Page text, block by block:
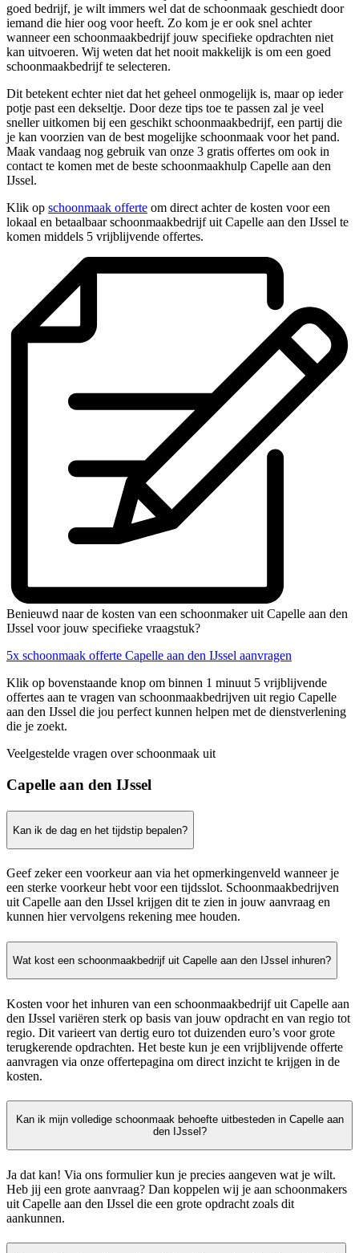
goed bedrijf, je wilt immers wel dat de schoonmaak geschiedt door
iemand die hier oog voor heeft. Zo kom je er ook snel achter
wanneer een schoonmaakbedrijf jouw specifieke opdrachten niet
kan uitvoeren. Wij weten dat het nooit makkelijk is om een goed
schoonmaakbedrijf te selecteren.
Dit betekent echter niet dat het geheel onmogelijk is, maar op ieder
potje past een dekseltje. Door deze tips toe te passen zal je veel
sneller uitkomen bij een geschikt schoonmaakbedrijf, een partij die
je kan voorzien van de best mogelijke schoonmaak voor het pand.
Maak vandaag nog gebruik van onze 3 gratis offertes om ook in
contact te komen met de beste schoonmaakhulp Capelle aan den
IJssel.
Klik op schoonmaak offerte om direct achter de kosten voor een
lokaal en betaalbaar schoonmaakbedrijf uit Capelle aan den IJssel te
komen middels 5 vrijblijvende offertes.
Benieuwd naar de kosten van een schoonmaker uit Capelle aan den
IJssel voor jouw specifieke vraagstuk?
5x schoonmaak offerte Capelle aan den IJssel aanvragen
Klik op bovenstaande knop om binnen 1 minuut 5 vrijblijvende
offertes aan te vragen van schoonmaakbedrijven uit regio Capelle
aan den IJssel die jou perfect kunnen helpen met de dienstverlening
die je zoekt.
Veelgestelde vragen over schoonmaak uit
Capelle aan den IJssel
Kan ik de dag en het tijdstip bepalen?
Geef zeker een voorkeur aan via het opmerkingenveld wanneer je
een sterke voorkeur hebt voor een tijdsslot. Schoonmaakbedrijven
uit Capelle aan den IJssel krijgen dit te zien in jouw aanvraag en
kunnen hier vervolgens rekening mee houden.
Wat kost een schoonmaakbedrijf uit Capelle aan den IJssel inhuren?
Kosten voor het inhuren van een schoonmaakbedrijf uit Capelle aan
den IJssel variëren sterk op basis van jouw opdracht en van regio tot
regio. Dit varieert van dertig euro tot duizenden euro’s voor grote
terugkerende opdrachten. Het beste kun je een vrijblijvende offerte
aanvragen via onze offertepagina om direct inzicht te krijgen in de
kosten.
Kan ik mijn volledige schoonmaak behoefte uitbesteden in Capelle aan
den IJssel?
Ja dat kan! Via ons formulier kun je precies aangeven wat je wilt.
Heb jij een grote aanvraag? Dan koppelen wij je aan schoonmakers
uit Capelle aan den IJssel die een grote opdracht zoals dit
aankunnen.